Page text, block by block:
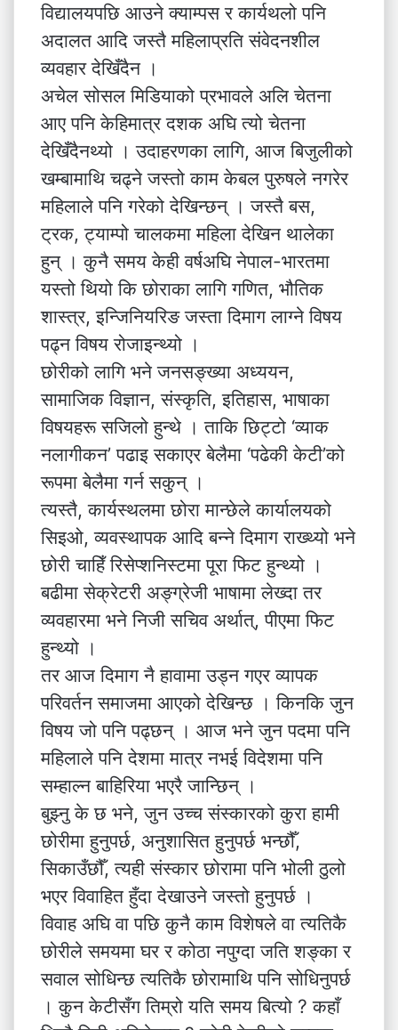
विद्यालयपछि आउने क्याम्पस र कार्यथलो पनि
अदालत आदि जस्तै महिलाप्रति संवेदनशील
व्यवहार देखिँदैन ।
अचेल सोसल मिडियाको प्रभावले अलि चेतना
आए पनि केहिमात्र दशक अघि त्यो चेतना
देखिँदैनथ्यो । उदाहरणका लागि, आज बिजुलीको
खम्बामाथि चढ्ने जस्तो काम केबल पुरुषले नगरेर
महिलाले पनि गरेको देखिन्छन् । जस्तै बस,
ट्रक, ट्याम्पो चालकमा महिला देखिन थालेका
हुन् । कुनै समय केही वर्षअघि नेपाल-भारतमा
यस्तो थियो कि छोराका लागि गणित, भौतिक
शास्त्र, इन्जिनियरिङ जस्ता दिमाग लाग्ने विषय
पढ्न विषय रोजाइन्थ्यो ।
छोरीको लागि भने जनसङ्ख्या अध्ययन,
सामाजिक विज्ञान, संस्कृति, इतिहास, भाषाका
विषयहरू सजिलो हुन्थे । ताकि छिट्टो ‘व्याक
नलागीकन’ पढाइ सकाएर बेलैमा ‘पढेकी केटी’को
रूपमा बेलैमा गर्न सकुन् ।
त्यस्तै, कार्यस्थलमा छोरा मान्छेले कार्यालयको
सिइओ, व्यवस्थापक आदि बन्ने दिमाग राख्थ्यो भने
छोरी चाहिँ रिसेप्शनिस्टमा पूरा फिट हुन्थ्यो ।
बढीमा सेक्रेटरी अङ्ग्रेजी भाषामा लेख्दा तर
व्यवहारमा भने निजी सचिव अर्थात्, पीएमा फिट
हुन्थ्यो ।
तर आज दिमाग नै हावामा उड्न गएर व्यापक
परिवर्तन समाजमा आएको देखिन्छ । किनकि जुन
विषय जो पनि पढ्छन् । आज भने जुन पदमा पनि
महिलाले पनि देशमा मात्र नभई विदेशमा पनि
सम्हाल्न बाहिरिया भएरै जान्छिन् ।
बुझ्नु के छ भने, जुन उच्च संस्कारको कुरा हामी
छोरीमा हुनुपर्छ, अनुशासित हुनुपर्छ भन्छौँ,
सिकाउँछौँ, त्यही संस्कार छोरामा पनि भोली ठुलो
भएर विवाहित हुँदा देखाउने जस्तो हुनुपर्छ ।
विवाह अघि वा पछि कुनै काम विशेषले वा त्यतिकै
छोरीले समयमा घर र कोठा नपुग्दा जति शङ्का र
सवाल सोधिन्छ त्यतिकै छोरामाथि पनि सोधिनुपर्छ
। कुन केटीसँग तिम्रो यति समय बित्यो ? कहाँ